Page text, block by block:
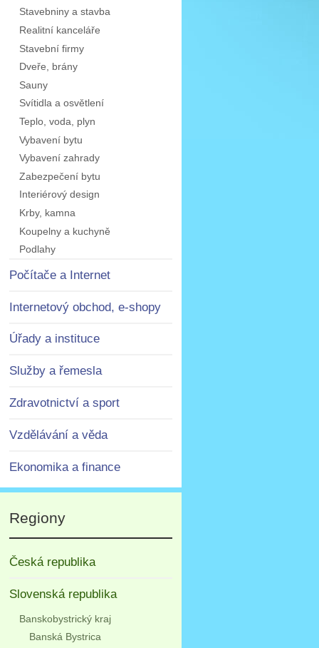
Stavebniny a stavba
Realitní kanceláře
Stavební firmy
Dveře, brány
Sauny
Svítidla a osvětlení
Teplo, voda, plyn
Vybavení bytu
Vybavení zahrady
Zabezpečení bytu
Interiérový design
Krby, kamna
Koupelny a kuchyně
Podlahy
Počítače a Internet
Internetový obchod, e-shopy
Úřady a instituce
Služby a řemesla
Zdravotnictví a sport
Vzdělávání a věda
Ekonomika a finance
Regiony
Česká republika
Slovenská republika
Banskobystrický kraj
Banská Bystrica